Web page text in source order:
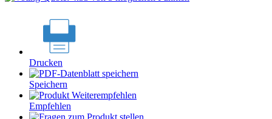
Drucken
Speichern
Empfehlen